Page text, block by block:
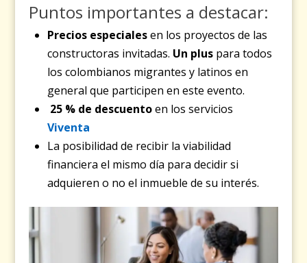
Puntos importantes a destacar:
Precios especialesen los proyectos de las
constructoras invitadas. Un pluspara todos
los colombianos migrantes y latinos en
general que participen en este evento.
25 % de descuentoen los servicios
Viventa
La posibilidad de recibir la viabilidad
financiera el mismo día para decidir si
adquieren o no el inmueble de su interés.